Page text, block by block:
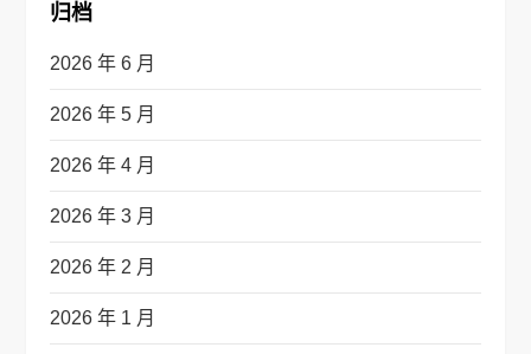
归档
2026 年 6 月
2026 年 5 月
2026 年 4 月
2026 年 3 月
2026 年 2 月
2026 年 1 月